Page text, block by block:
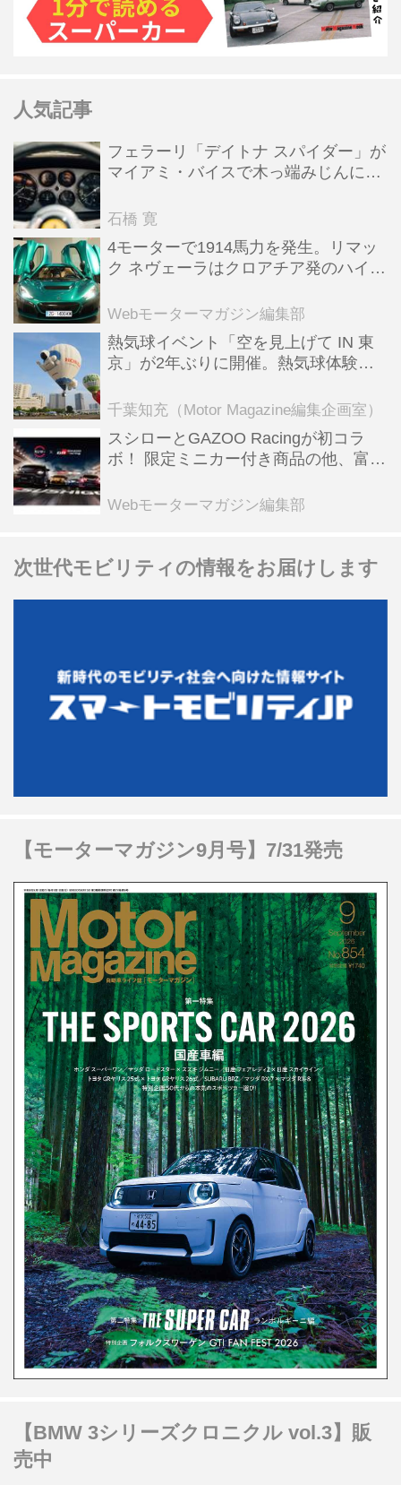
人気記事
フェラーリ「デイトナ スパイダー」が
マイアミ・バイスで木っ端みじんにな
石橋 寛
4モーターで1914馬力を発生。リマッ
ク ネヴェーラはクロアチア発のハイパ
全版／115】
Webモーターマガジン編集部
熱気球イベント「空を見上げて IN 東
京」が2年ぶりに開催。熱気球体験搭
ンテンツも
千葉知充（Motor Magazine編集企画室）
スシローとGAZOO Racingが初コラ
ボ！ 限定ミニカー付き商品の他、富士
る抽選企画などを展開
Webモーターマガジン編集部
次世代モビリティの情報をお届けします
【モーターマガジン9月号】7/31発売
【BMW 3シリーズクロニクル vol.3】販
売中